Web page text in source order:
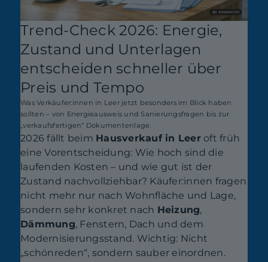
Trend-Check 2026: Energie,
Zustand und Unterlagen
entscheiden schneller über
Preis und Tempo
Was Verkäufer:innen in Leer jetzt besonders im Blick haben
sollten – von Energieausweis und Sanierungsfragen bis zur
„verkaufsfertigen“ Dokumentenlage.
2026 fällt beim Hausverkauf in Leeroft früh
eine Vorentscheidung: Wie hoch sind die
laufenden Kosten – und wie gut ist der
Zustand nachvollziehbar? Käufer:innen fragen
nicht mehr nur nach Wohnfläche und Lage,
sondern sehr konkret nach Heizung,
Dämmung, Fenstern, Dach und dem
Modernisierungsstand. Wichtig: Nicht
„schönreden“, sondern sauber einordnen.